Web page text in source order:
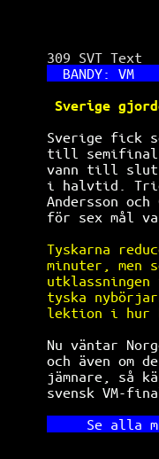
309 SVT
BANDY:
Sverige
Sverige fick
till
vann till slut
i halvtid.
Andersson
för sex
Tyskarna
minuter,
tyska
lektion i
Nu väntar
och även
jämnare, så
svensk VM-
Se alla